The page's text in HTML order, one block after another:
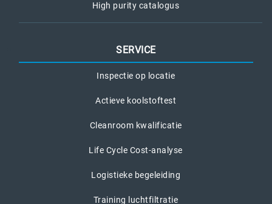
High purity catalogus
SERVICE
Inspectie op locatie
Actieve koolstoftest
Cleanroom kwalificatie
Life Cycle Cost-analyse
Logistieke begeleiding
Training luchtfiltratie